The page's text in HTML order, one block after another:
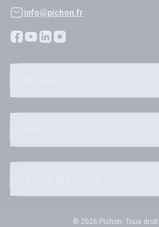
info@pichon.fr
© 2026 Pichon. Tous